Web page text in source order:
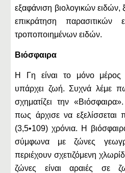
εξαφάνιση βιολογικών ειδών,
επικράτηση παρασιτικών
τροποποιημένων ειδών.
Βιόσφαιρα
Η Γη είναι το μόνο
υπάρχει ζωή. Συχνά λέμε
σχηματίζει την
πως άρχισε να εξελίσσεται
(3,5•109) χρόνια. Η
σύμφωνα με ζώνες
περιέχουν σχετιζόμενη
ζώνες είναι αραιές σε